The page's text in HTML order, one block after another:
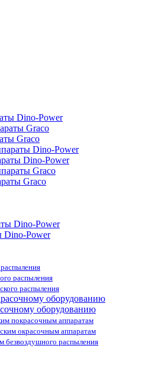
Dino-Power
Graco
Dino-Power
Graco
Dino-Power
распыления
распыления
оборудованию
покрасочным аппаратам
окрасочным аппаратам
безвоздушного распыления